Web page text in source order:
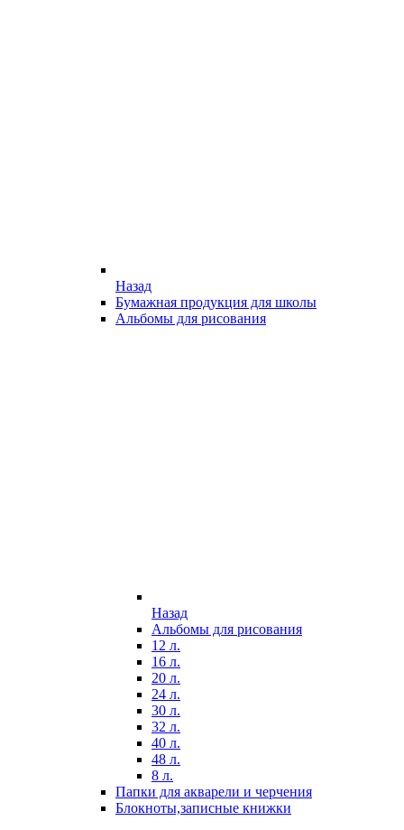
Назад
Бумажная продукция для школы
Альбомы для рисования
Назад
Альбомы для рисования
12 л.
16 л.
20 л.
24 л.
30 л.
32 л.
40 л.
48 л.
8 л.
Папки для акварели и черчения
Блокноты,записные книжки